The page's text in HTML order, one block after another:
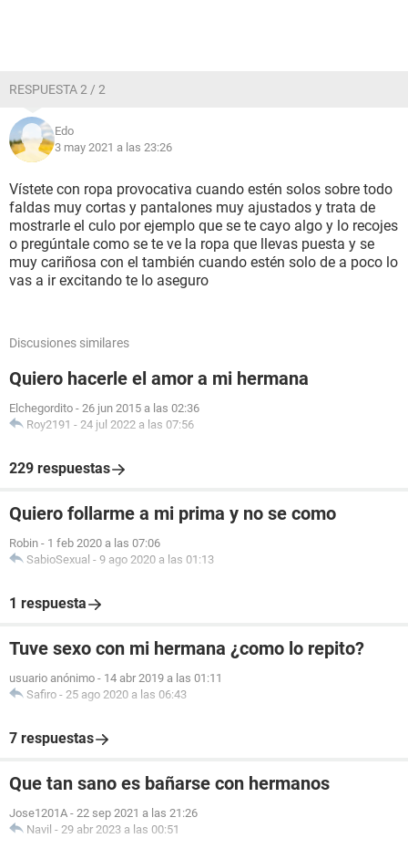
RESPUESTA 2 / 2
Edo
3 may 2021 a las 23:26
Vístete con ropa provocativa cuando estén solos sobre todo
faldas muy cortas y pantalones muy ajustados y trata de
mostrarle el culo por ejemplo que se te cayo algo y lo recojes
o pregúntale como se te ve la ropa que llevas puesta y se
muy cariñosa con el también cuando estén solo de a poco lo
vas a ir excitando te lo aseguro
Discusiones similares
Quiero hacerle el amor a mi hermana
Elchegordito - 26 jun 2015 a las 02:36
Roy2191 - 24 jul 2022 a las 07:56
229 respuestas
Quiero follarme a mi prima y no se como
Robin - 1 feb 2020 a las 07:06
SabioSexual - 9 ago 2020 a las 01:13
1 respuesta
Tuve sexo con mi hermana ¿como lo repito?
usuario anónimo - 14 abr 2019 a las 01:11
Safiro - 25 ago 2020 a las 06:43
7 respuestas
Que tan sano es bañarse con hermanos
Jose1201A - 22 sep 2021 a las 21:26
Navil - 29 abr 2023 a las 00:51